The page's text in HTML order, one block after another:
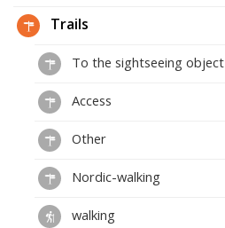
Trails
To the sightseeing object
Access
Other
Nordic-walking
walking